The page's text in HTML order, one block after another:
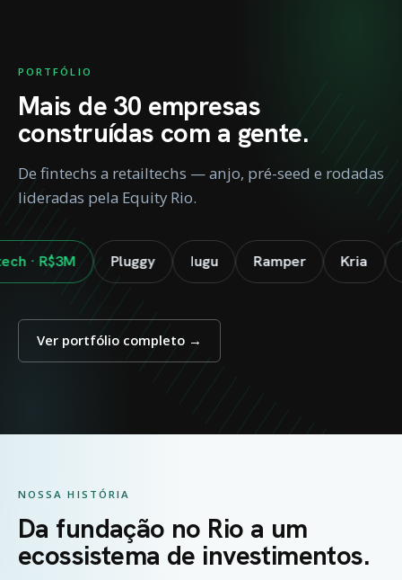
PORTFÓLIO
Mais de 30 empresas
construídas com a gente.
De fintechs a retailtechs — anjo, pré-seed e rodadas
lideradas pela Equity Rio.
Pluggy Iugu Ramper Kria
Ver portfólio completo →
NOSSA HISTÓRIA
Da fundação no Rio a um
ecossistema de investimentos.